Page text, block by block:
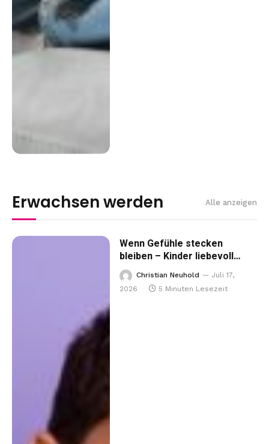
Erwachsen werden Alle anzeigen
Wenn Gefühle stecken
bleiben – Kinder liebevoll
durch innere Konflikte führen
Christian Neuhold
Juli 17,
2026
5 Minuten Lesezeit